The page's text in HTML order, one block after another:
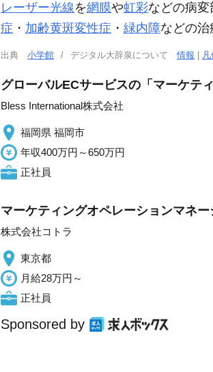
レーザー光線を網膜や虹彩などの病変
症 ・ 加齢黄斑変性症 ・ 緑内障などの
出典 小学館 デジタル大辞泉について情報 凡
グローバルECサービスの「マーケテ
Bless International株式会社
福岡県 福岡市
年収400万円～650万円
正社員
マーケティングオペレーションマネ
株式会社コトラ
東京都
月給28万円～
正社員
Sponsored by